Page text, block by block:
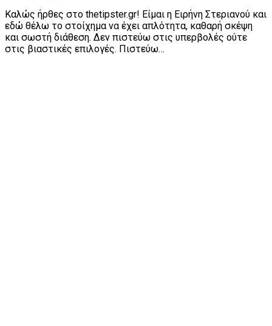
Καλώς ήρθες στο thetipster.gr! Είμαι η Ειρήνη Στεριανού και
εδώ θέλω το στοίχημα να έχει απλότητα, καθαρή σκέψη
και σωστή διάθεση. Δεν πιστεύω στις υπερβολές ούτε
στις βιαστικές επιλογές. Πιστεύω…